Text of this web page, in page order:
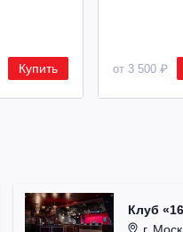
Купить от 3 500 ₽
Клуб